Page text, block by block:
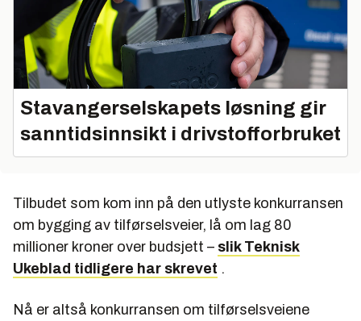
Stavangerselskapets løsning gir
sanntidsinnsikt i drivstofforbruket
Tilbudet som kom inn på den utlyste konkurransen
om bygging av tilførselsveier, lå om lag 80
millioner kroner over budsjett – slik Teknisk
Ukeblad tidligere har skrevet .
Nå er altså konkurransen om tilførselsveiene